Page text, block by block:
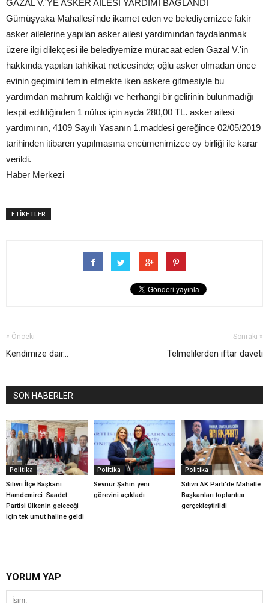
GAZAL V.'YE ASKER AİLESİ YARDIMI BAĞLANDI
Gümüşyaka Mahallesi'nde ikamet eden ve belediyemizce fakir
asker ailelerine yapılan asker ailesi yardımından faydalanmak
üzere ilgi dilekçesi ile belediyemize müracaat eden Gazal V.'in
hakkında yapılan tahkikat neticesinde; oğlu asker olmadan önce
evinin geçimini temin etmekte iken askere gitmesiyle bu
yardımdan mahrum kaldığı ve herhangi bir gelirinin bulunmadığı
tespit edildiğinden 1 nüfus için ayda 280,00 TL. asker ailesi
yardımının, 4109 Sayılı Yasanın 1.maddesi gereğince 02/05/2019
tarihinden itibaren yapılmasına encümenimizce oy birliği ile karar
verildi.
Haber Merkezi
ETİKETLER
« Önceki
Kendimize dair...
Sonraki »
Telmelilerden iftar daveti
SON HABERLER
Politika
Silivri İlçe Başkanı
Hamdemirci: Saadet
Partisi ülkenin geleceği
için tek umut haline geldi
Politika
Sevnur Şahin yeni
görevini açıkladı
Politika
Silivri AK Parti’de Mahalle
Başkanları toplantısı
gerçekleştirildi
YORUM YAP